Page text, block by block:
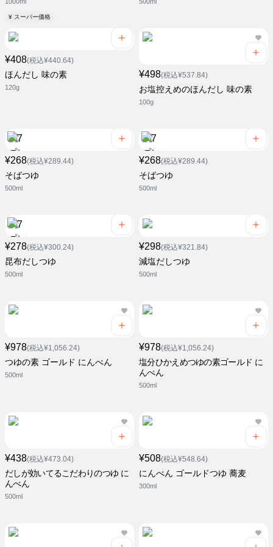
¥ スーパー価格
¥408(税込¥440.64)
ほんだし 味の素
120g
¥498(税込¥537.84)
お塩控えめのほんだし 味の素
100g
¥268(税込¥289.44)
そばつゆ
500ml
¥268(税込¥289.44)
そばつゆ
500ml
¥278(税込¥300.24)
昆布だしつゆ
500ml
¥298(税込¥321.84)
減塩だしつゆ
500ml
¥978(税込¥1,056.24)
つゆの素 ゴールド にんべん
500ml
¥978(税込¥1,056.24)
塩分ひかえめつゆの素ゴールド に
んべん
500ml
¥438(税込¥473.04)
だしが効いてるこだわりのつゆ に
んべん
500ml
¥508(税込¥548.64)
にんべん ゴールドつゆ 蕎麦
300ml